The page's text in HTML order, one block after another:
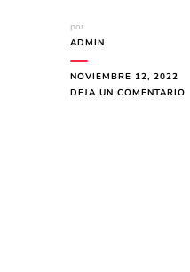
por
ADMIN
NOVIEMBRE 12, 2022
DEJA UN COMENTARIO